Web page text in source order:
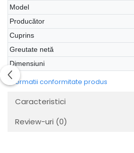
Model
Producător
Cuprins
Greutate netă
Dimensiuni
Informatii conformitate produs
Caracteristici
Review-uri (0)